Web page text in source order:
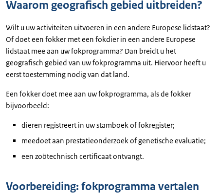
Waarom geografisch gebied uitbreiden?
Wilt u uw activiteiten uitvoeren in een andere Europese lidstaat?
Of doet een fokker met een fokdier in een andere Europese
lidstaat mee aan uw fokprogramma? Dan breidt u het
geografisch gebied van uw fokprogramma uit. Hiervoor heeft u
eerst toestemming nodig van dat land.
Een fokker doet mee aan uw fokprogramma, als de fokker
bijvoorbeeld:
dieren registreert in uw stamboek of fokregister;
meedoet aan prestatieonderzoek of genetische evaluatie;
een zoötechnisch certificaat ontvangt.
Voorbereiding: fokprogramma vertalen